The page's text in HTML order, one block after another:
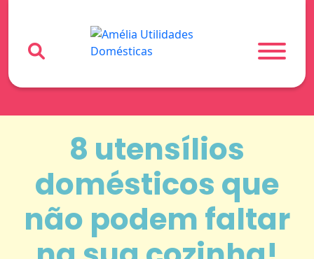
8 utensílios
domésticos que
não podem faltar